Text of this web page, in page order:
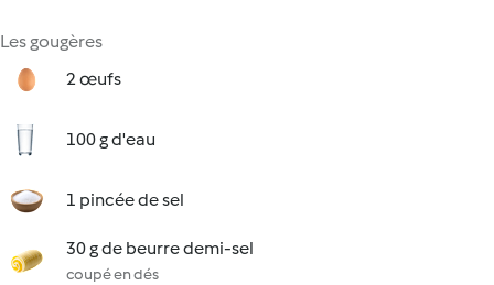
Les gougères
2 œufs
100 g d'eau
1 pincée de sel
30 g de beurre demi-sel
coupé en dés